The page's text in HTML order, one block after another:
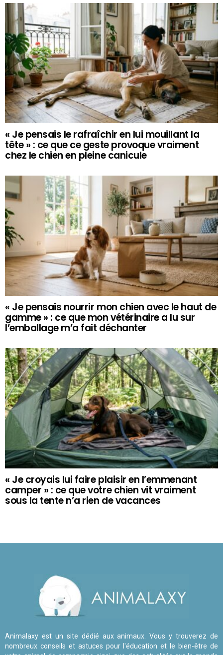
« Je pensais le rafraîchir en lui mouillant la
tête » : ce que ce geste provoque vraiment
chez le chien en pleine canicule
« Je pensais nourrir mon chien avec le haut de
gamme » : ce que mon vétérinaire a lu sur
l’emballage m’a fait déchanter
« Je croyais lui faire plaisir en l’emmenant
camper » : ce que votre chien vit vraiment
sous la tente n’a rien de vacances
Animalaxy est un site dédié aux animaux. Vous y trouverez de
nombreux conseils et astuces pour l'éducation et le bien-être de